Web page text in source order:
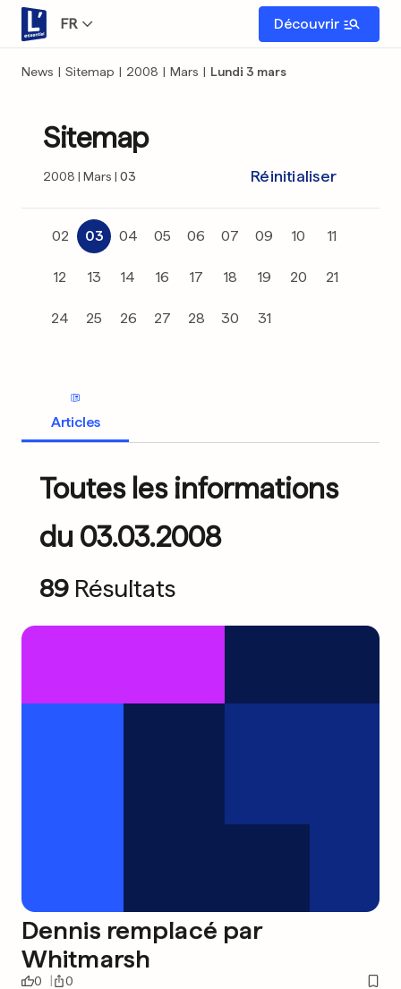
FR Découvrir
News | Sitemap | 2008 | Mars | Lundi 3 mars
Sitemap
2008 Mars 03 Réinitialiser
02 03 04 05 06 07 09 10 11
12 13 14 16 17 18 19 20 21
24 25 26 27 28 30 31
Articles
Toutes les informations
du 03.03.2008
89 Résultats
Dennis remplacé par
Whitmarsh
0 0